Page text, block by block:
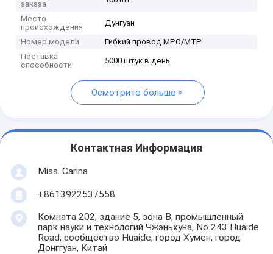
заказа
Место
происхождения
Дунгуан
Номер модели
Гибкий провод MPO/MTP
Поставка
способности
5000 штук в день
Осмотрите больше
Контактная Информация
Miss. Carina
+8613922537558
Комната 202, здание 5, зона B, промышленный
парк науки и технологий Чжэньхуна, No 243 Huaide
Road, сообщество Huaide, город Хумен, город
Донггуан, Китай